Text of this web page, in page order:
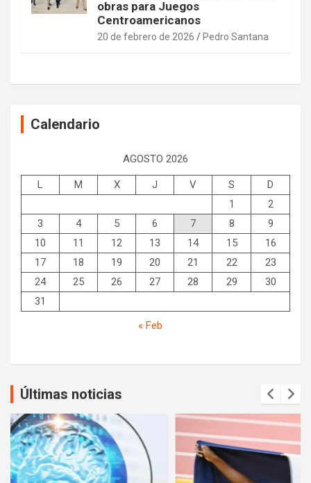
obras para Juegos
Centroamericanos
20 de febrero de 2026 Pedro Santana
Calendario
AGOSTO 2026
L M X J V S
D
1
2
3
4 5 6 7 8
9
10
11 12 13 14 15
16
17
18 19 20 21 22
23
24
25 26 27 28 29
30
31
« Feb
Últimas noticias